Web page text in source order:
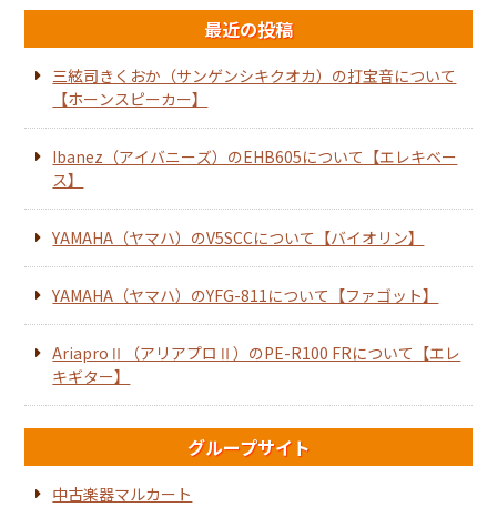
最近の投稿
三絃司きくおか（サンゲンシキクオカ）の打宝音について
【ホーンスピーカー】
Ibanez（アイバニーズ）のEHB605について【エレキベー
ス】
YAMAHA（ヤマハ）のV5SCCについて【バイオリン】
YAMAHA（ヤマハ）のYFG-811について【ファゴット】
AriaproⅡ（アリアプロⅡ）のPE-R100 FRについて【エレ
キギター】
グループサイト
中古楽器マルカート